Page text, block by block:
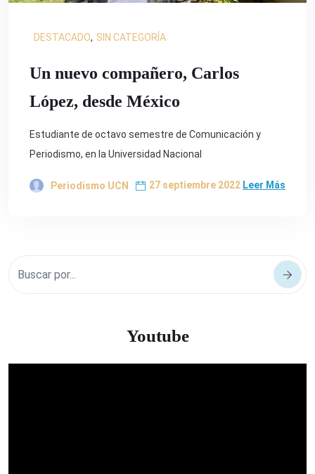
DESTACADO, SIN CATEGORÍA
Un nuevo compañero, Carlos
López, desde México
Estudiante de octavo semestre de Comunicación y
Periodismo, en la Universidad Nacional
Periodismo UCN 27 septiembre 2022 Leer Más
Youtube